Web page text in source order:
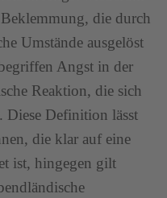
die durch
Umstände ausgelöst
Angst in der
Reaktion, die sich
Diese Definition lässt
die klar auf eine
ist, hingegen gilt